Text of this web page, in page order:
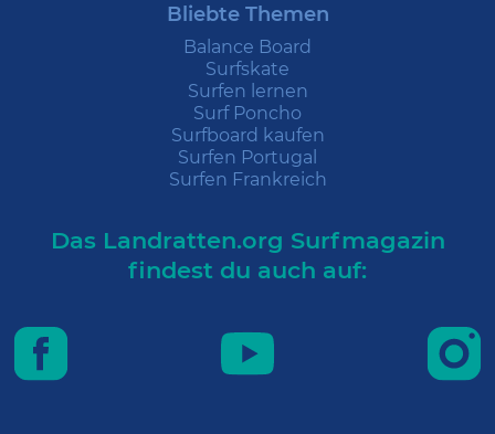
Bliebte Themen
Balance Board
Surfskate
Surfen lernen
Surf Poncho
Surfboard kaufen
Surfen Portugal
Surfen Frankreich
Das Landratten.org Surfmagazin
findest du auch auf: